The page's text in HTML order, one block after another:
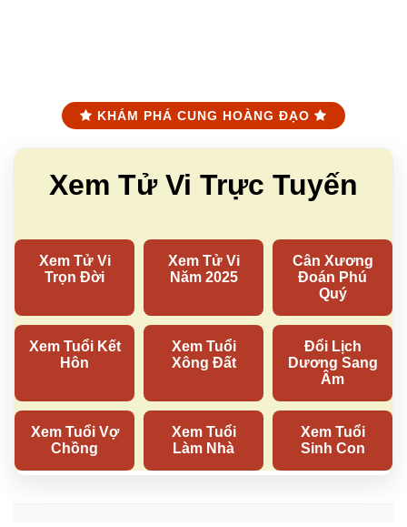
KHÁM PHÁ CUNG HOÀNG ĐẠO